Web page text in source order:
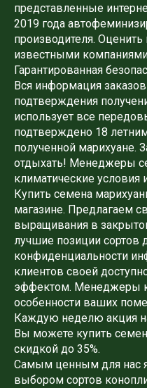
представленные
2019 года
производителя.
известными
Гарантированная
Вся информация
подтверждения
использует все
подтверждено 18
полученной марихуане.
отдыхать! Менеджеры
климатические
Купить семена
магазине. Предлагаем
выращивания в
лучшие позиции сортов
конфиденциальности
клиентов своей
эффектом. Менеджеры
особенности ваших
Каждую неделю акция
Вы можете купить
скидкой до 35%.
Самым ценным для нас
выбором сортов